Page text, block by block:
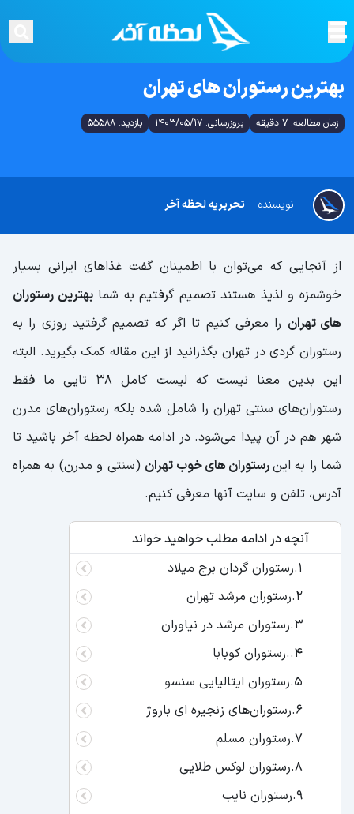
بهترین رستوران های تهران
زمان مطالعه: 7 دقیقه بروزرسانی: 1403/05/17 بازدید: 55588
تحریریه لحظه آخر نویسنده
از آنجایی که می‌توان با اطمینان گفت غذاهای ایرانی بسیار
خوشمزه و لذیذ هستند تصمیم گرفتیم به شمابهترین رستوران
های تهران را معرفی کنیم تا اگر که تصمیم گرفتید روزی را به
رستوران گردی در تهران بگذرانید از این مقاله کمک بگیرید. البته
این بدین معنا نیست که لیست کامل 38 تایی ما فقط
رستوران‌های سنتی تهران را شامل شده بلکه رستوران‌های مدرن
شهر هم در آن پیدا می‌شود. در ادامه همراه لحظه آخر باشید تا
شما را به اینرستوران های خوب تهران (سنتی و مدرن) به همراه
آدرس، تلفن و سایت آنها معرفی کنیم.
آنچه در ادامه مطلب خواهید خواند
1.رستوران گردان برج میلاد
2.رستوران مرشد تهران
3.رستوران مرشد در نیاوران
4..رستوران کوبابا
5.رستوران ایتالیایی سنسو
6.رستوران‌های زنجیره ای باروژ
7.رستوران مسلم
8.رستوران لوکس طلایی
9.رستوران نایب